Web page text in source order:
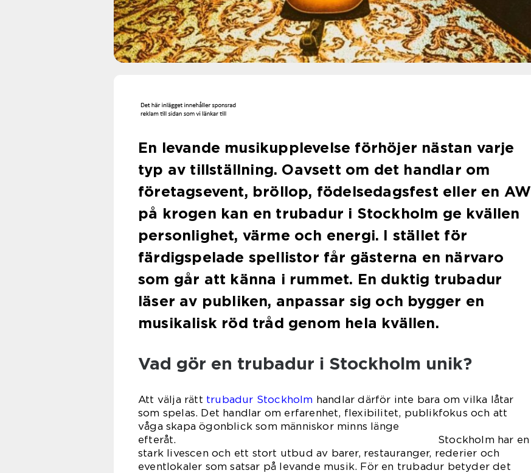
En levande musikupplevelse förhöjer nästan varje
typ av tillställning. Oavsett om det handlar om
företagsevent, bröllop, födelsedagsfest eller en AW
på krogen kan en trubadur i Stockholm ge kvällen
personlighet, värme och energi. I stället för
färdigspelade spellistor får gästerna en närvaro
som går att känna i rummet. En duktig trubadur
läser av publiken, anpassar sig och bygger en
musikalisk röd tråd genom hela kvällen.
Vad gör en trubadur i Stockholm unik?
Att välja rätt trubadur Stockholm handlar därför inte bara om vilka låtar
som spelas. Det handlar om erfarenhet, flexibilitet, publikfokus och att
våga skapa ögonblick som människor minns länge
efteråt. Stockholm har en
stark livescen och ett stort utbud av barer, restauranger, rederier och
eventlokaler som satsar på levande musik. För en trubadur betyder det